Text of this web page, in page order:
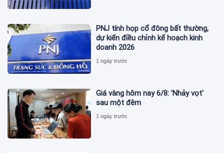
PNJ tính họp cổ đông bất thường,
dự kiến điều chỉnh kế hoạch kinh
doanh 2026
1 ngày trước
Giá vàng hôm nay 6/8: 'Nhảy vọt'
sau một đêm
1 ngày trước